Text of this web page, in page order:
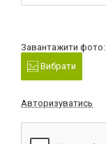
Завантажити фото:
Вибрати
Авторизуватись